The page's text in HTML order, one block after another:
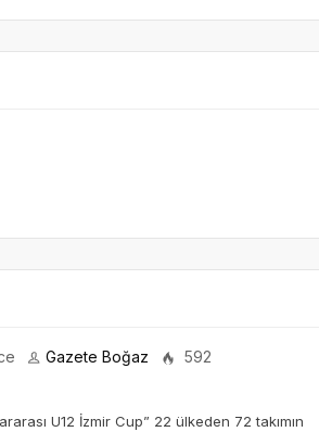
Gazete Boğaz 592
U12 İzmir Cup” 22 ülkeden 72 takımın